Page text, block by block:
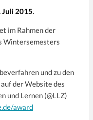
Juli 2015.
im Rahmen der
Wintersemesters
und zu den
der Website des
und Lernen (@LLZ)
award